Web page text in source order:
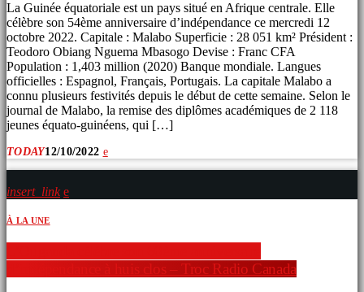
La Guinée équatoriale est un pays situé en Afrique centrale. Elle
célèbre son 54ème anniversaire d’indépendance ce mercredi 12
octobre 2022. Capitale : Malabo Superficie : 28 051 km² Président :
Teodoro Obiang Nguema Mbasogo Devise : Franc CFA
Population : 1,403 million (2020) Banque mondiale. Langues
officielles : Espagnol, Français, Portugais. La capitale Malabo a
connu plusieurs festivités depuis le début de cette semaine. Selon le
journal de Malabo, la remise des diplômes académiques de 2 118
jeunes équato-guinéens, qui […]
TODAY12/10/2022
insert_link
À LA UNE
d’indépendance à huis clos – Troc Radio Canada